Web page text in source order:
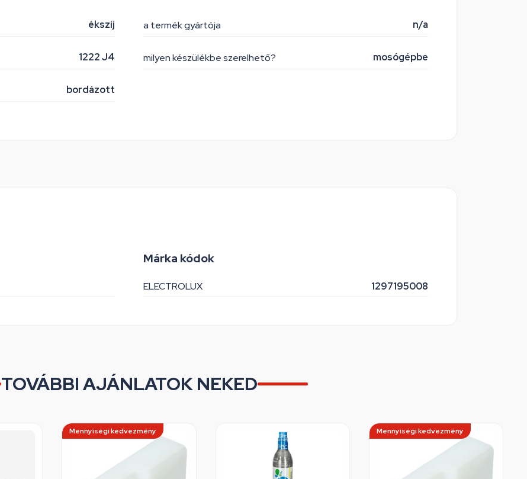
ékszíj
1222 J4
bordázott
a termék gyártója n/a
milyen készülékbe szerelhető? mosógépbe
Márka kódok
ELECTROLUX 1297195008
TOVÁBBI AJÁNLATOK NEKED
Mennyiségi kedvezmény Mennyiségi kedvezmény